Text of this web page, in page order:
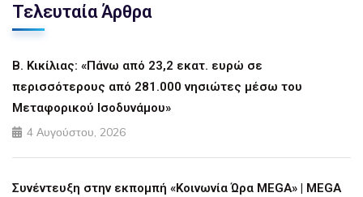
Τελευταία Άρθρα
Β. Κικίλιας: «Πάνω από 23,2 εκατ. ευρώ σε
περισσότερους από 281.000 νησιώτες μέσω του
Μεταφορικού Ισοδυνάμου»
4 Αυγούστου, 2026
Συνέντευξη στην εκπομπή «Κοινωνία Ώρα MEGA» | MEGA